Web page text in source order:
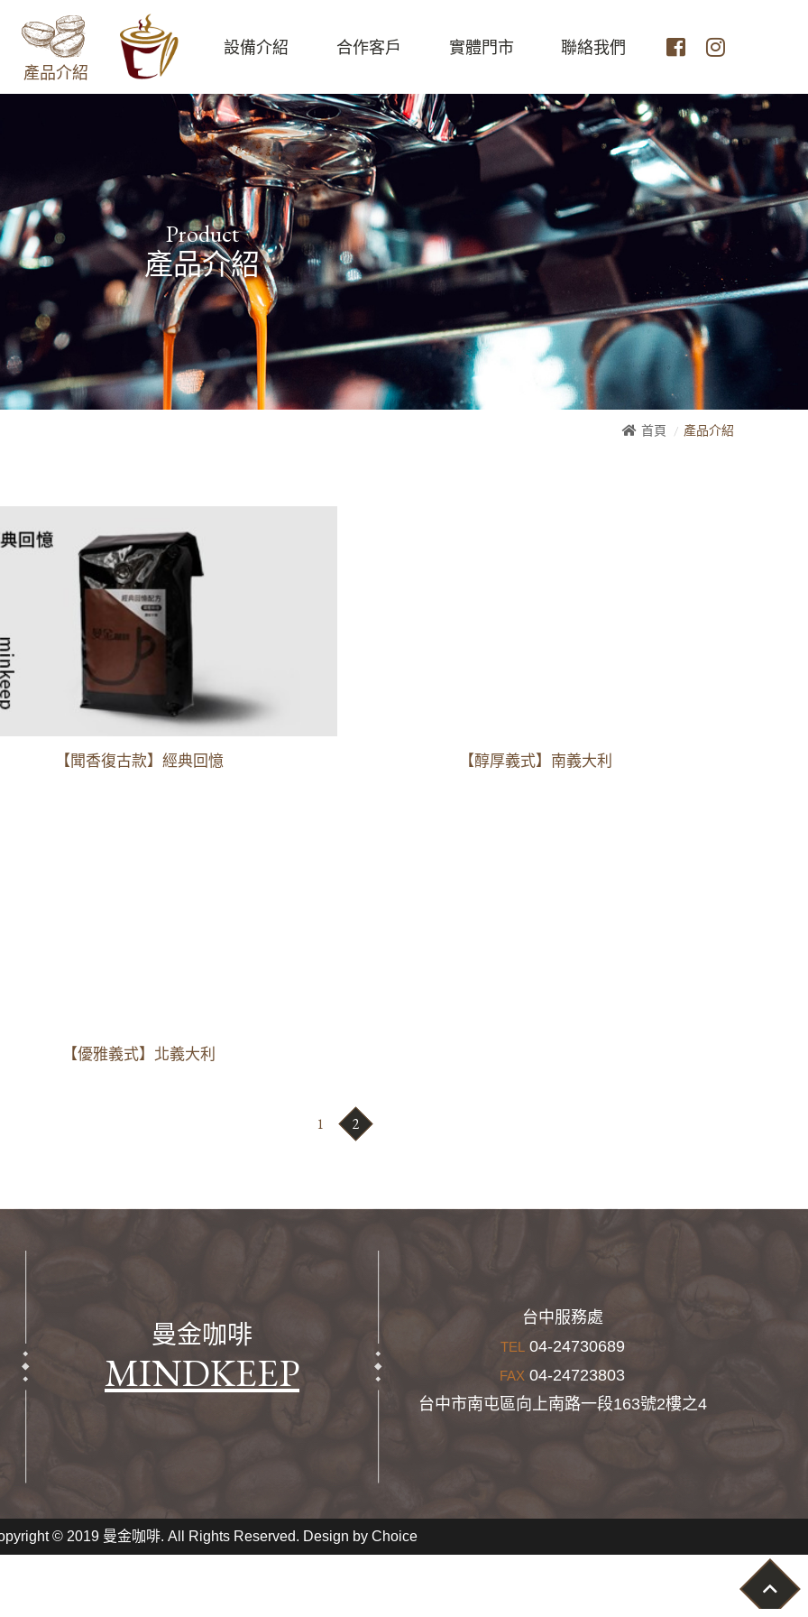
產品介紹
設備介紹 合作客戶 實體門市 聯絡我們
Product
產品介紹
首頁 產品介紹
【聞香復古款】經典回憶 【醇厚義式】南義大利
【優雅義式】北義大利
1 2
曼金咖啡
MINDKEEP
台中服務處
TEL 04-24730689
FAX 04-24723803
台中市南屯區向上南路一段163號2樓之4
© 2019 曼金咖啡. All Rights Reserved. Design by Choice